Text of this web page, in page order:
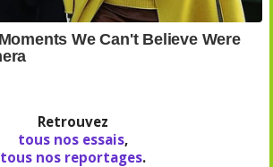
Retrouvez
tous nos essais,
tous nos reportages.